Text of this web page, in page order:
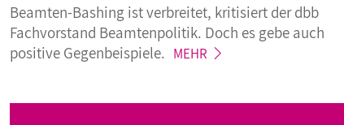
Beamten-Bashing ist verbreitet, kritisiert der dbb
Fachvorstand Beamtenpolitik. Doch es gebe auch
positive Gegenbeispiele. MEHR